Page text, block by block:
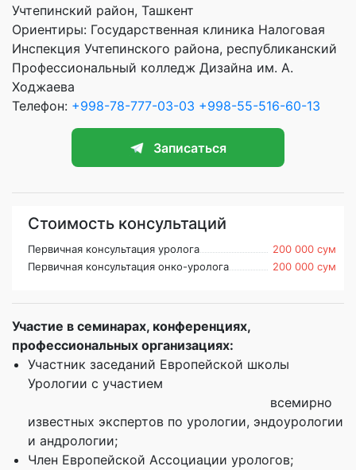
Учтепинский район, Ташкент
Ориентиры: Государственная клиника Налоговая
Инспекция Учтепинского района, республиканский
Профессиональный колледж Дизайна им. А.
Ходжаева
Телефон: +998-78-777-03-03 +998-55-516-60-13
Записаться
Стоимость консультаций
Первичная консультация уролога
200 000 сум
Первичная консультация онко-уролога
200 000 сум
Участие в семинарах, конференциях,
профессиональных организациях:
Участник заседаний Европейской школы
Урологии с участием
всемирно
известных экспертов по урологии, эндоурологии
и андрологии;
Член Европейской Ассоциации урологов;